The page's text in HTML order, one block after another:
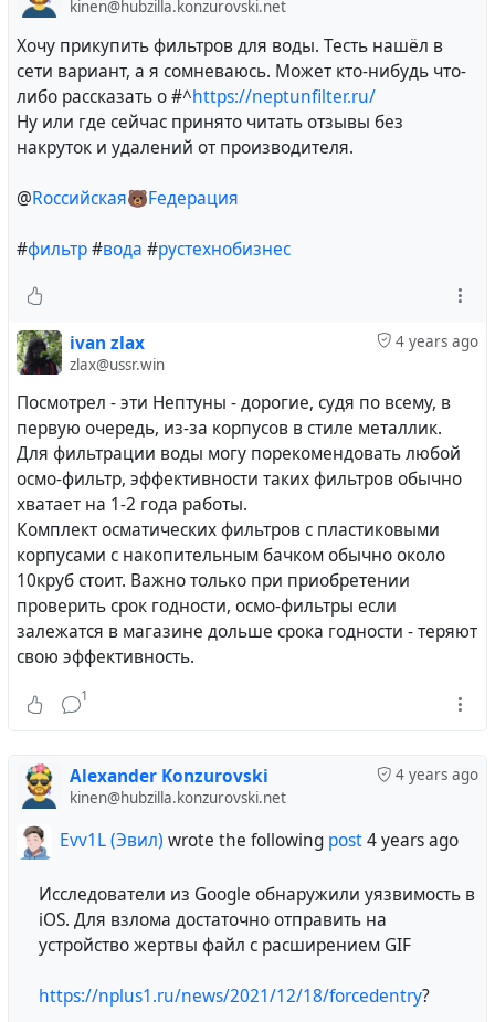
55 years ago there was a fire on Apollo 1:
Apollo 1was the first crewed mission of the United
first man on the Moon. It was planned to launch on
the Apollo command and service module. The mission
at Cape Kennedy Air Force Station Launch Complex 34
on January 27 killed all three crew members -
Command Pilot Gus Grissom, Senior Pilot Ed White,
and Pilot Roger B. Chaffee - and destroyed the
command module.
Immediately after the fire, NASA convened the Apollo
Accident Review Board to determine the cause of the
fire, and both chambers of the United States
Congress conducted their own committee inquiries to
oversee NASA's investigation. The ignition source of
the fire was determined to be electrical, and the fire
spread rapidly due to combustible nylon material,
and the high pressure, pure oxygen cabin
hatch, which could not be opened against the
kinen@hubzilla.konzurovski.net
Хочу прикупить фильтров для воды. Тесть нашёл в
сети вариант, а я сомневаюсь. Может кто-нибудь что-
либо рассказать о#^https://neptunfilter.ru/
Ну или где сейчас принято читать отзывы без
накруток и удалений от производителя.
@Rоссийская🐻Fедерация
#фильтр#вода #рустехнобизнес
4 years ago
ivan zlax
zlax@ussr.win
Посмотрел - эти Нептуны - дорогие, судя по всему, в
первую очередь, из-за корпусов в стиле металлик.
Для фильтрации воды могу порекомендовать любой
осмо-фильтр, эффективности таких фильтров обычно
хватает на 1-2 года работы.
Комплект осматических фильтров с пластиковыми
корпусами с накопительным бачком обычно около
10круб стоит. Важно только при приобретении
проверить срок годности, осмо-фильтры если
залежатся в магазине дольше срока годности - теряют
свою эффективность.
1
4 years ago
Alexander Konzurovski
kinen@hubzilla.konzurovski.net
Evv1L (Эвил) wrote the following post4 years ago
Исследователи из Google обнаружили уязвимость в
iOS. Для взлома достаточно отправить на
устройство жертвы файл с расширением GIF
https://nplus1.ru/news/2021/12/18/forcedentry?